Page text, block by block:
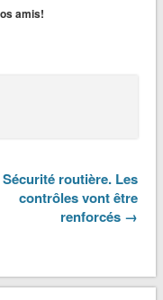
amis!
Sécurité routière. Les
contrôles vont être
renforcés →